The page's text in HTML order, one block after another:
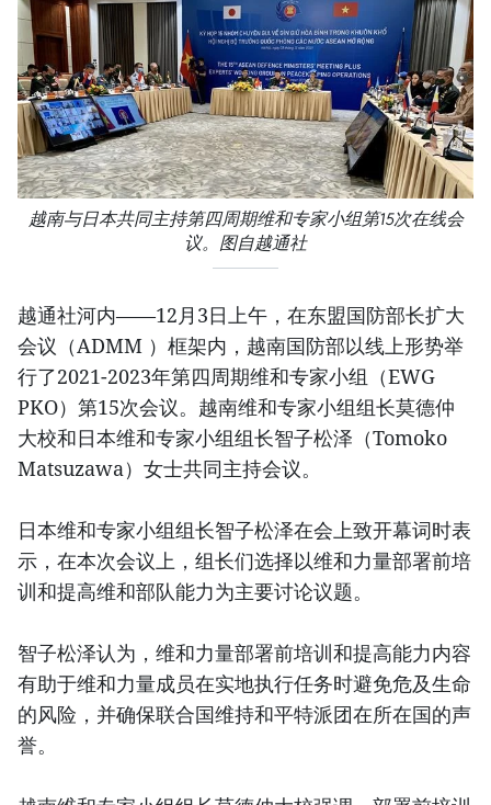
越南与日本共同主持第四周期维和专家小组第15次在线会
议。图自越通社
越通社河内——12月3日上午，在东盟国防部长扩大
会议（ADMM ）框架内，越南国防部以线上形势举
行了2021-2023年第四周期维和专家小组（EWG
PKO）第15次会议。越南维和专家小组组长莫德仲
大校和日本维和专家小组组长智子松泽（Tomoko
Matsuzawa）女士共同主持会议。
日本维和专家小组组长智子松泽在会上致开幕词时表
示，在本次会议上，组长们选择以维和力量部署前培
训和提高维和部队能力为主要讨论议题。
智子松泽认为，维和力量部署前培训和提高能力内容
有助于维和力量成员在实地执行任务时避免危及生命
的风险，并确保联合国维持和平特派团在所在国的声
誉。